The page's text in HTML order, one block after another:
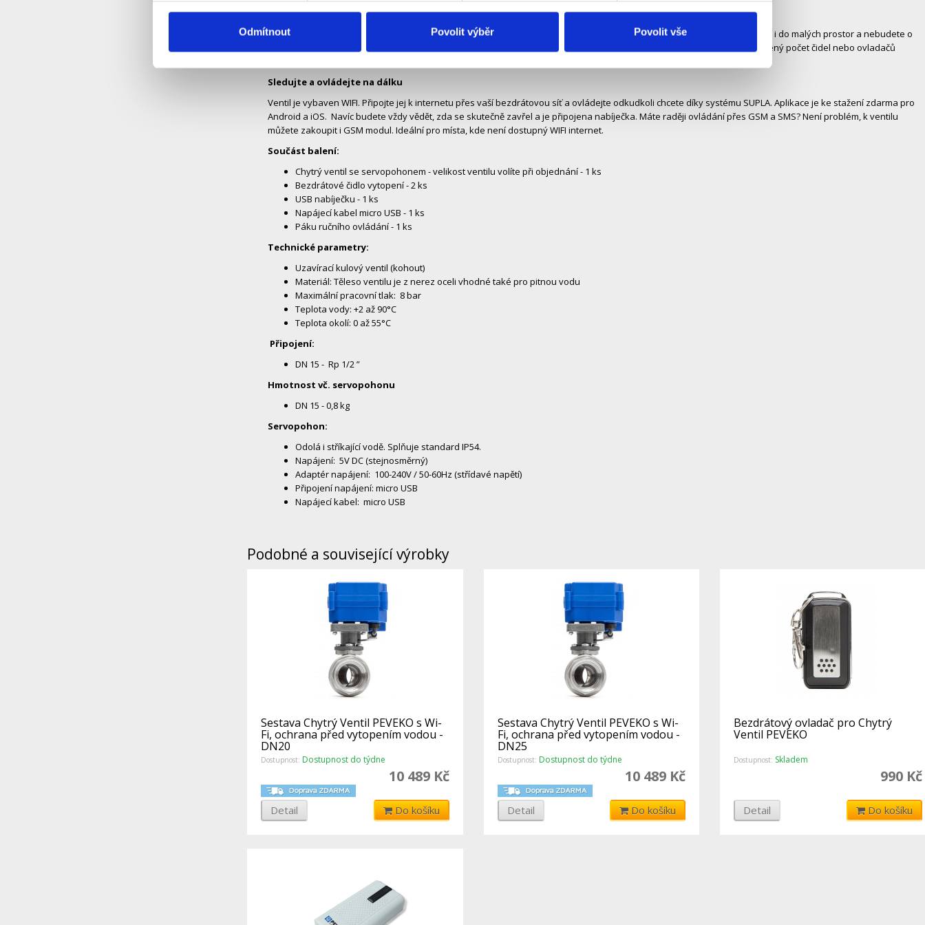
Odmítnout Povolit výběr Povolit vše
Čidla umístěte kamkoli – jsou bezdrátové
Záplavová Čidla jsou malá a můžete jej položit kamkoliv, kde může dojít k úniku vody. Díky výšce necelých 20 mm se vejde i do malých prostor a nebudete o
něm tedy vůbec vědět. Baterie má výdrž 12 měsíců a lze ji snadno vyměnit. S jedním ventilem můžete propojit až neomezený počet čidel nebo ovladačů
Sledujte a ovládejte na dálku
Ventil je vybaven WIFI. Připojte jej k internetu přes vaší bezdrátovou síť a ovládejte odkudkoli chcete díky systému SUPLA. Aplikace je ke stažení zdarma pro
Android a iOS. Navíc budete vždy vědět, zda se skutečně zavřel a je připojena nabíječka. Máte raději ovládání přes GSM a SMS? Není problém, k ventilu
můžete zakoupit i GSM modul. Ideální pro místa, kde není dostupný WIFI internet.
Součást balení:
Chytrý ventil se servopohonem - velikost ventilu volíte při objednání - 1 ks
Bezdrátové čidlo vytopení - 2 ks
USB nabíječku - 1 ks
Napájecí kabel micro USB - 1 ks
Páku ručního ovládání - 1 ks
Technické parametry:
Uzavírací kulový ventil (kohout)
Materiál: Těleso ventilu je z nerez oceli vhodné také pro pitnou vodu
Maximální pracovní tlak: 8 bar
Teplota vody: +2 až 90°C
Teplota okolí: 0 až 55°C
Připojení:
DN 15 - Rp 1/2 ”
Hmotnost vč. servopohonu
DN 15 - 0,8 kg
Servopohon:
Odolá i stříkající vodě. Splňuje standard IP54.
Napájení: 5V DC (stejnosměrný)
Adaptér napájení: 100-240V / 50-60Hz (střídavé napětí)
Připojení napájení: micro USB
Napájecí kabel: micro USB
Podobné a související výrobky
Sestava Chytrý Ventil PEVEKO s Wi-
Fi, ochrana před vytopením vodou -
DN20
Dostupnost: Dostupnost do týdne
10 489 Kč
Detail Do košíku
Sestava Chytrý Ventil PEVEKO s Wi-
Fi, ochrana před vytopením vodou -
DN25
Dostupnost: Dostupnost do týdne
10 489 Kč
Detail Do košíku
Bezdrátový ovladač pro Chytrý
Ventil PEVEKO
Dostupnost: Skladem
990 Kč
Detail Do košíku